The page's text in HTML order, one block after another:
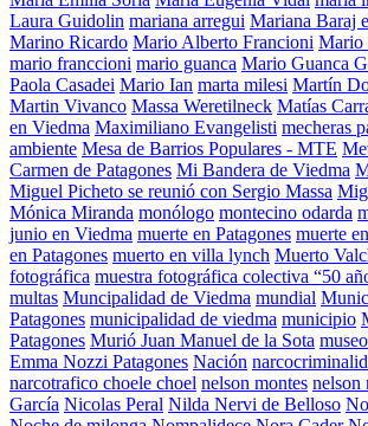
Laura Guidolin mariana arregui Mariana Baraj
Marino Ricardo Mario Alberto Francioni Mario
mario franccioni mario guanca Mario Guanca
Paola Casadei Mario Ian marta milesi Martín
Martin Vivanco Massa Weretilneck Matías
en Viedma Maximiliano Evangelisti mecheras
ambiente Mesa de Barrios Populares - MTE
Carmen de Patagones Mi Bandera de Viedma
Miguel Picheto se reunió con Sergio Massa
Mónica Miranda monólogo montecino odarda
junio en Viedma muerte en Patagones muerte
en Patagones muerto en villa lynch Muerto
fotográfica muestra fotográfica colectiva “50
multas Muncipalidad de Viedma mundial
Patagones municipalidad de viedma municipio
Patagones Murió Juan Manuel de la Sota
Emma Nozzi Patagones Nación
narcotrafico choele choel nelson montes nelson
García Nicolas Peral Nilda Nervi de Belloso